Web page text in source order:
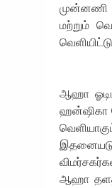
முன்னணி
மற்றும்
ஆஹா
ஹன்ஷிகா
ஆஹா